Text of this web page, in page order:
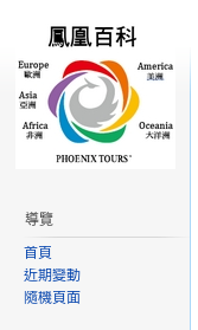
導覽
首頁
近期變動
隨機頁面